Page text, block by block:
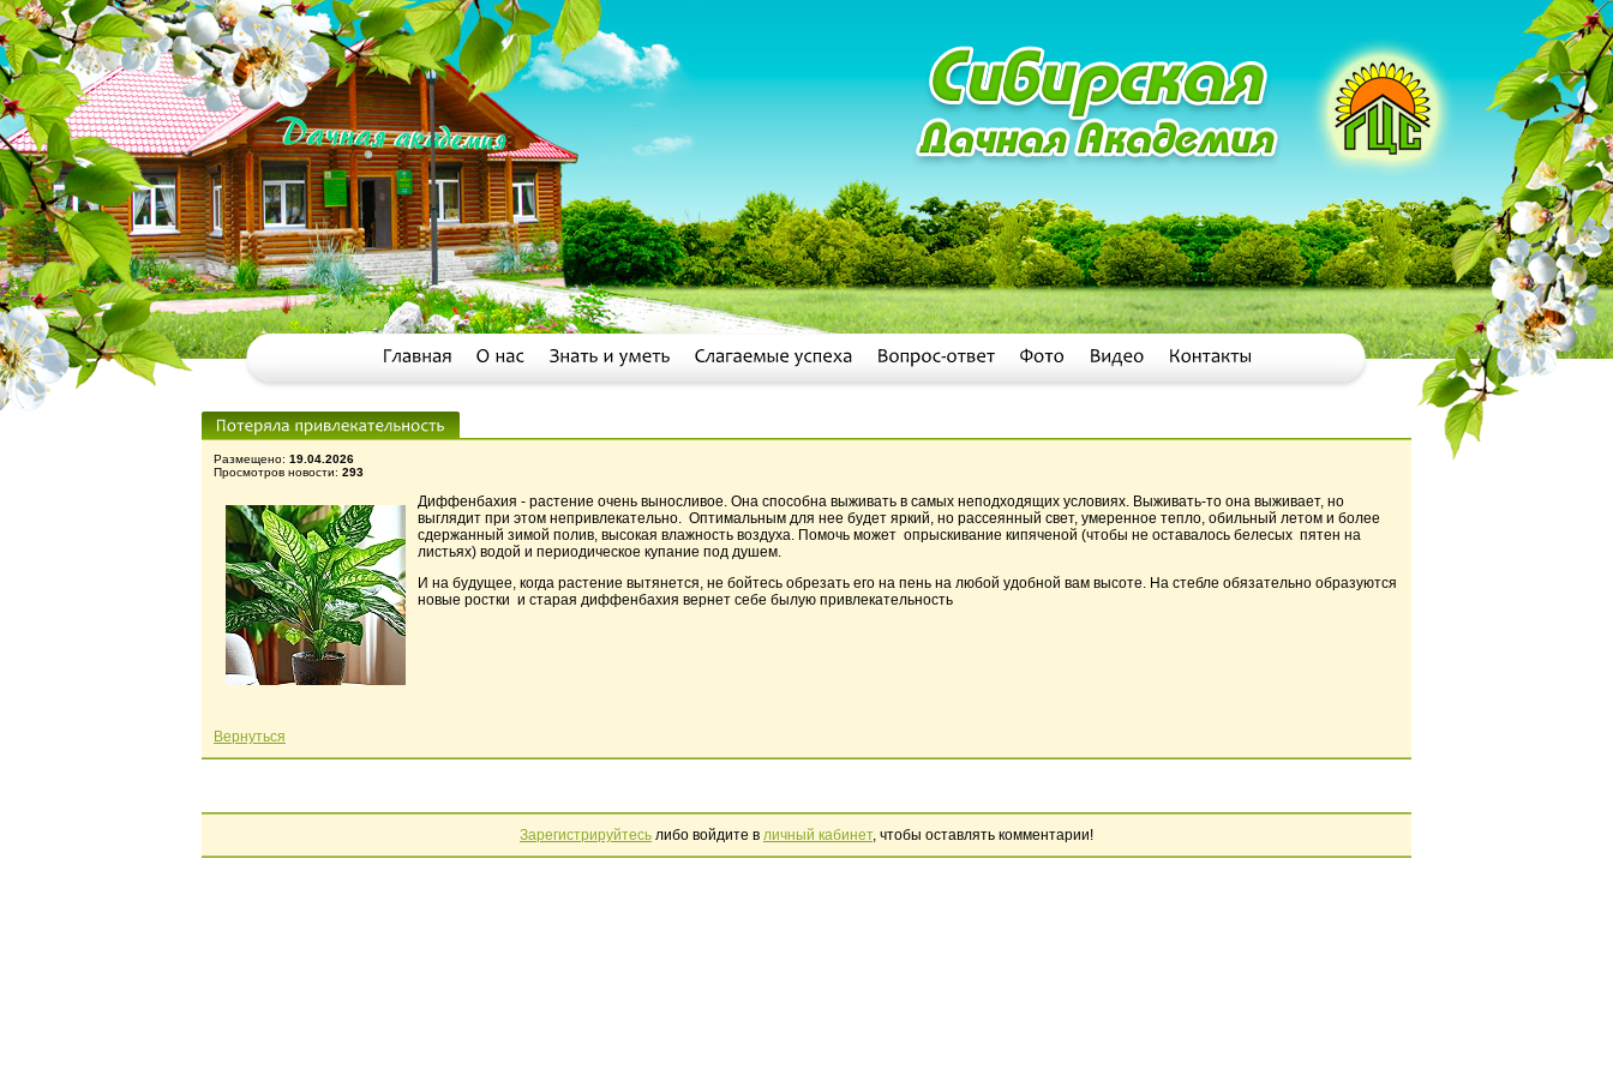
Размещено: 19.04.2026
Просмотров новости: 293
Диффенбахия - растение очень выносливое. Она способна выживать в самых неподходящих условиях. Выживать-то она выживает, но
выглядит при этом непривлекательно. Оптимальным для нее будет яркий, но рассеянный свет, умеренное тепло, обильный летом и более
сдержанный зимой полив, высокая влажность воздуха. Помочь может опрыскивание кипяченой (чтобы не оставалось белесых пятен на
листьях) водой и периодическое купание под душем.
И на будущее, когда растение вытянется, не бойтесь обрезать его на пень на любой удобной вам высоте. На стебле обязательно образуются
новые ростки и старая диффенбахия вернет себе былую привлекательность
Вернуться
Зарегистрируйтесь либо войдите в личный кабинет, чтобы оставлять комментарии!